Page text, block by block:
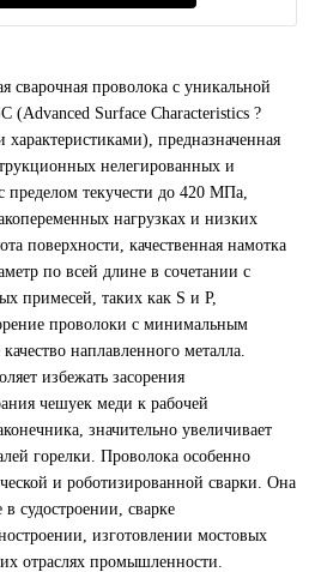
сварочная проволока с уникальной
(Advanced Surface Characteristics ?
предназначенная
нелегированных и
пределом текучести до 420 МПа,
нагрузках и низких
поверхности, качественная намотка
по всей длине в сочетании с
примесей, таких как S и P,
проволоки с минимальным
наплавленного металла.
избежать засорения
чешуек меди к рабочей
значительно увеличивает
горелки. Проволока особенно
и роботизированной сварки. Она
судостроении, сварке
изготовлении мостовых
отраслях промышленности.